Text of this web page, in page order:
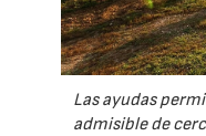
Las ayudas
admisible de